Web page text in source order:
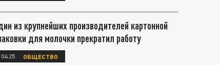
из крупнейших производителей картонной
для молочки прекратил работу
04:25 ОБЩЕСТВО